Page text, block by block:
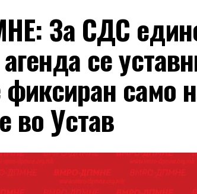
За СДС
се
само
во Устав